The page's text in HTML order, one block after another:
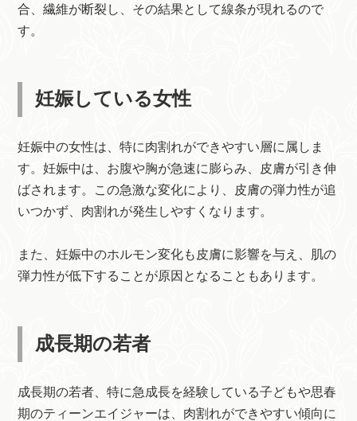
合、繊維が断裂し、その結果として線条が現れるので
す。
妊娠している女性
妊娠中の女性は、特に肉割れができやすい層に属しま
す。妊娠中は、お腹や胸が急速に膨らみ、皮膚が引き伸
ばされます。この急激な変化により、皮膚の弾力性が追
いつかず、肉割れが発生しやすくなります。
また、妊娠中のホルモン変化も皮膚に影響を与え、肌の
弾力性が低下することが原因となることもあります。
成長期の若者
成長期の若者、特に急成長を経験している子どもや思春
期のティーンエイジャーは、肉割れができやすい傾向に